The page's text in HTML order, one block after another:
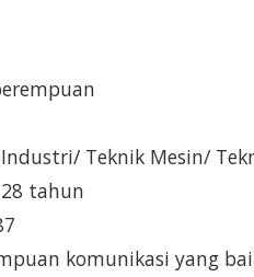
Teknik Mesin/
tahun
komunikasi yang